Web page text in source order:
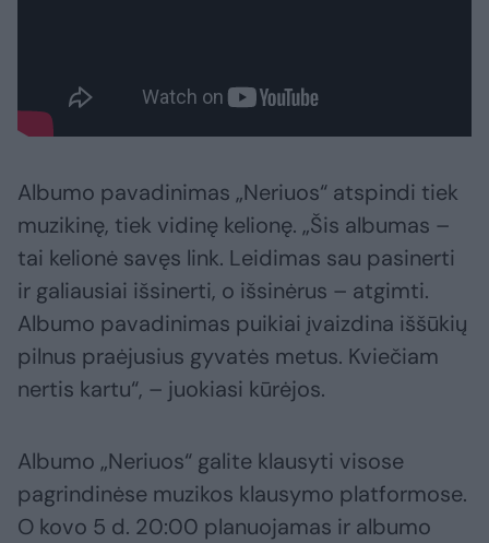
Albumo pavadinimas „Neriuos“ atspindi tiek
muzikinę, tiek vidinę kelionę. „Šis albumas –
tai kelionė savęs link. Leidimas sau pasinerti
ir galiausiai išsinerti, o išsinėrus – atgimti.
Albumo pavadinimas puikiai įvaizdina iššūkių
pilnus praėjusius gyvatės metus. Kviečiam
nertis kartu“, – juokiasi kūrėjos.
Albumo „Neriuos“ galite klausyti visose
pagrindinėse muzikos klausymo platformose.
O kovo 5 d. 20:00 planuojamas ir albumo